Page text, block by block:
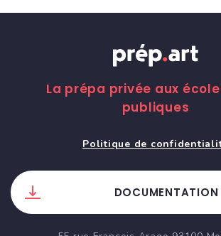
La prépa privée aux
publiques
Politique de
DOCUMENTATION